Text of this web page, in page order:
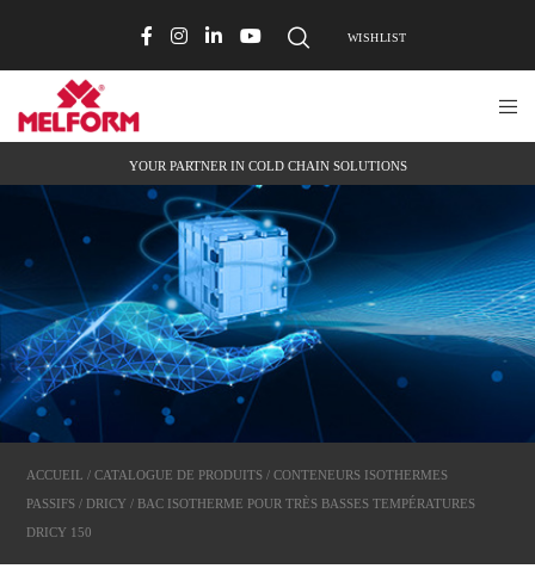
WISHLIST
YOUR PARTNER IN COLD CHAIN SOLUTIONS
ACCUEIL /CATALOGUE DE PRODUITS /CONTENEURS ISOTHERMES
PASSIFS / DRICY / BAC ISOTHERME POUR TRÈS BASSES TEMPÉRATURES
DRICY 150